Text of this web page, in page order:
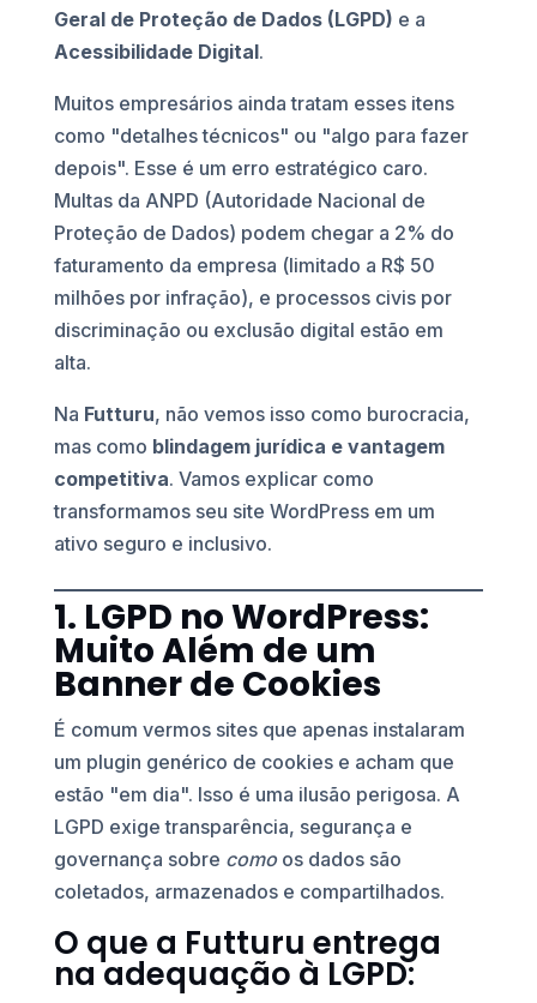
Geral de Proteção de Dados (LGPD) e a
Acessibilidade Digital.
Muitos empresários ainda tratam esses itens
como "detalhes técnicos" ou "algo para fazer
depois". Esse é um erro estratégico caro.
Multas da ANPD (Autoridade Nacional de
Proteção de Dados) podem chegar a 2% do
faturamento da empresa (limitado a R$ 50
milhões por infração), e processos civis por
discriminação ou exclusão digital estão em
alta.
Na Futturu, não vemos isso como burocracia,
mas como blindagem jurídica e vantagem
competitiva. Vamos explicar como
transformamos seu site WordPress em um
ativo seguro e inclusivo.
1. LGPD no WordPress:
Muito Além de um
Banner de Cookies
É comum vermos sites que apenas instalaram
um plugin genérico de cookies e acham que
estão "em dia". Isso é uma ilusão perigosa. A
LGPD exige transparência, segurança e
governança sobre comoos dados são
coletados, armazenados e compartilhados.
O que a Futturu entrega
na adequação à LGPD: